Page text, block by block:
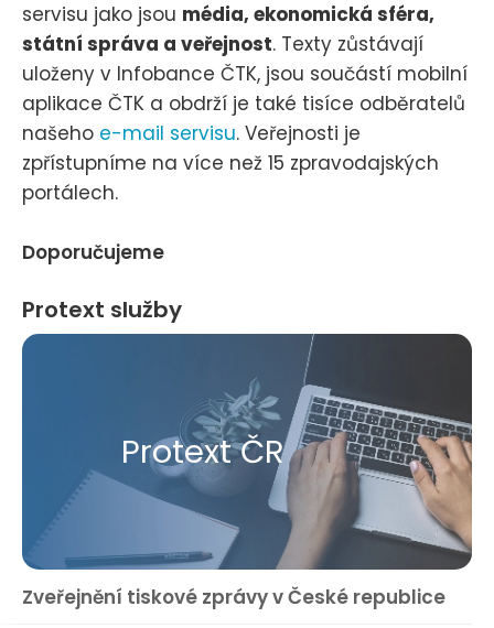
servisu jako jsou média, ekonomická sféra,
státní správa a veřejnost. Texty zůstávají
uloženy v Infobance ČTK, jsou součástí mobilní
aplikace ČTK a obdrží je také tisíce odběratelů
našeho e-mail servisu. Veřejnosti je
zpřístupníme na více než 15 zpravodajských
portálech.
Doporučujeme
Protext služby
Protext ČR
Zveřejnění tiskové zprávy v České republice